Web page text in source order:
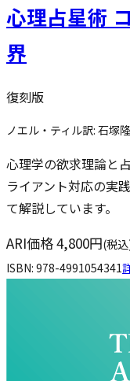
心理占星術
界
復刻版
ノエル・ティル訳: 石塚
心理学の欲求理論と
ライアント対応の実
て解説しています。
ARI価格4,800円(税
ISBN: 978-4991054341